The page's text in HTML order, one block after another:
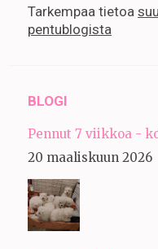
Tarkempaa tietoa
pentublogista
BLOGI
Pennut 7 viikkoa -
20 maaliskuun 2026